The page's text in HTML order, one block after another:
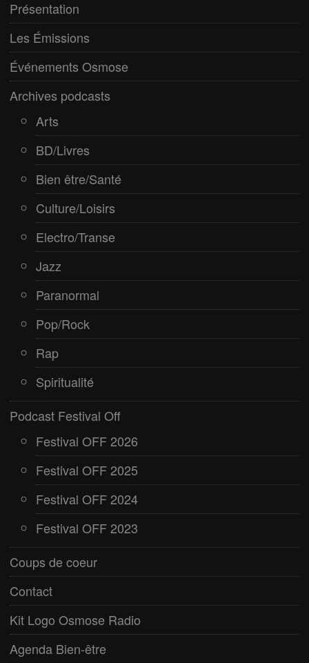
Paranormal
Pop/Rock
Rap
Spiritualité
Présentation
Les Émissions
Événements Osmose
Archives podcasts
Arts
BD/Livres
Bien être/Santé
Culture/Loisirs
Electro/Transe
Jazz
Paranormal
Pop/Rock
Rap
Spiritualité
Podcast Festival Off
Festival OFF 2026
Festival OFF 2025
Festival OFF 2024
Festival OFF 2023
Coups de coeur
Contact
Kit Logo Osmose Radio
Agenda Bien-être